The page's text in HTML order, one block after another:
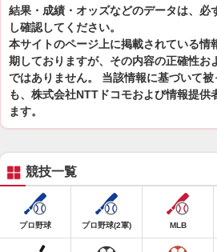
結果・成績・オッズなどのデータは、必
し確認してください。
本サイトのページ上に掲載されている情
期しておりますが、その内容の正確性お
ではありません。 当該情報に基づいて
も、株式会社NTTドコモおよび情報提供
ます。
競技一覧
プロ野球 プロ野球(2軍) MLB